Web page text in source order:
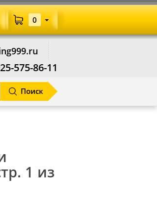
575-86-11
Поиск
0
1 из